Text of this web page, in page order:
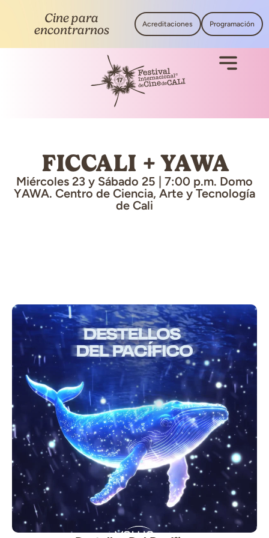
Cine para
encontrarnos
Acreditaciones Programación
FICCALI + YAWA
Miércoles 23 y Sábado 25 | 7:00 p.m. Domo
YAWA. Centro de Ciencia, Arte y Tecnología
de Cali